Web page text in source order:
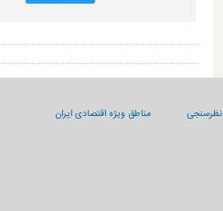
نظرسنجی مناطق ویژه اقتصادی ایران